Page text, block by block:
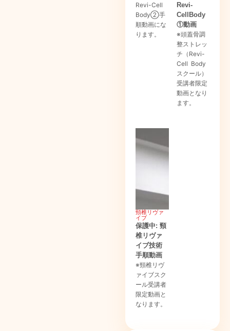
Revi-Cell
Body②手
順動画にな
ります。
Revi-
CellBody
①動画
※頭蓋骨調
整ストレッ
チ（Revi-
Cell Body
スクール）
受講者限定
動画となり
ます。
頸椎リヴァ
イブ
保護中: 頸
椎リヴァ
イブ技術
手順動画
※頸椎リヴ
ァイブスク
ール受講者
限定動画と
なります。